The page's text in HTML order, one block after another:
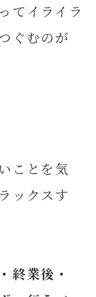
てイライラ
ぐむのが
ことを気
ックスす
終業後・